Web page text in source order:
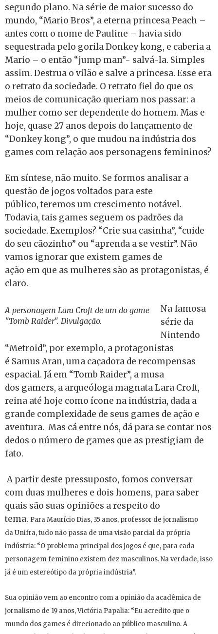
segundo plano. Na série de maior sucesso do
mundo, “Mario Bros”, a eterna princesa Peach –
antes com o nome de Pauline – havia sido
sequestrada pelo gorila Donkey kong, e caberia a
Mario – o então “jump man”- salvá-la. Simples
assim. Destrua o vilão e salve a princesa. Esse era
o retrato da sociedade. O retrato fiel do que os
meios de comunicação queriam nos passar: a
mulher como ser dependente do homem. Mas e
hoje, quase 27 anos depois do lançamento de
“Donkey kong”, o que mudou na indústria dos
games com relação aos personagens femininos?
Em síntese, não muito. Se formos analisar a
questão de jogos voltados para este
público, teremos um crescimento notável.
Todavia, tais games seguem os padrões da
sociedade. Exemplos? “Crie sua casinha”, “cuide
do seu cãozinho” ou “aprenda a se vestir”. Não
vamos ignorar que existem games de
ação em que as mulheres são as protagonistas, é
claro.
A personagem Lara Croft de um do game
"Tomb Raider". Divulgação.
Na famosa
série da
Nintendo
“Metroid”, por exemplo, a protagonistas
é Samus Aran, uma caçadora de recompensas
espacial. Já em “Tomb Raider”, a musa
dos gamers, a arqueóloga magnata Lara Croft,
reina até hoje como ícone na indústria, dada a
grande complexidade de seus games de ação e
aventura. Mas cá entre nós, dá para se contar nos
dedos o número de games que as prestigiam de
fato.
A partir deste pressuposto, fomos conversar
com duas mulheres e dois homens, para saber
quais são suas opiniões a respeito do
tema. Para Maurício Dias, 35 anos, professor de jornalismo
da Unifra, tudo não passa de uma visão parcial da própria
indústria: “O problema principal dos jogos é que, para cada
personagem feminino existem dez masculinos. Na verdade, isso
já é um estereótipo da própria indústria”.
Sua opinião vem ao encontro com a opinião da acadêmica de
jornalismo de 19 anos, Victória Papalia: “Eu acredito que o
mundo dos games é direcionado ao público masculino. A